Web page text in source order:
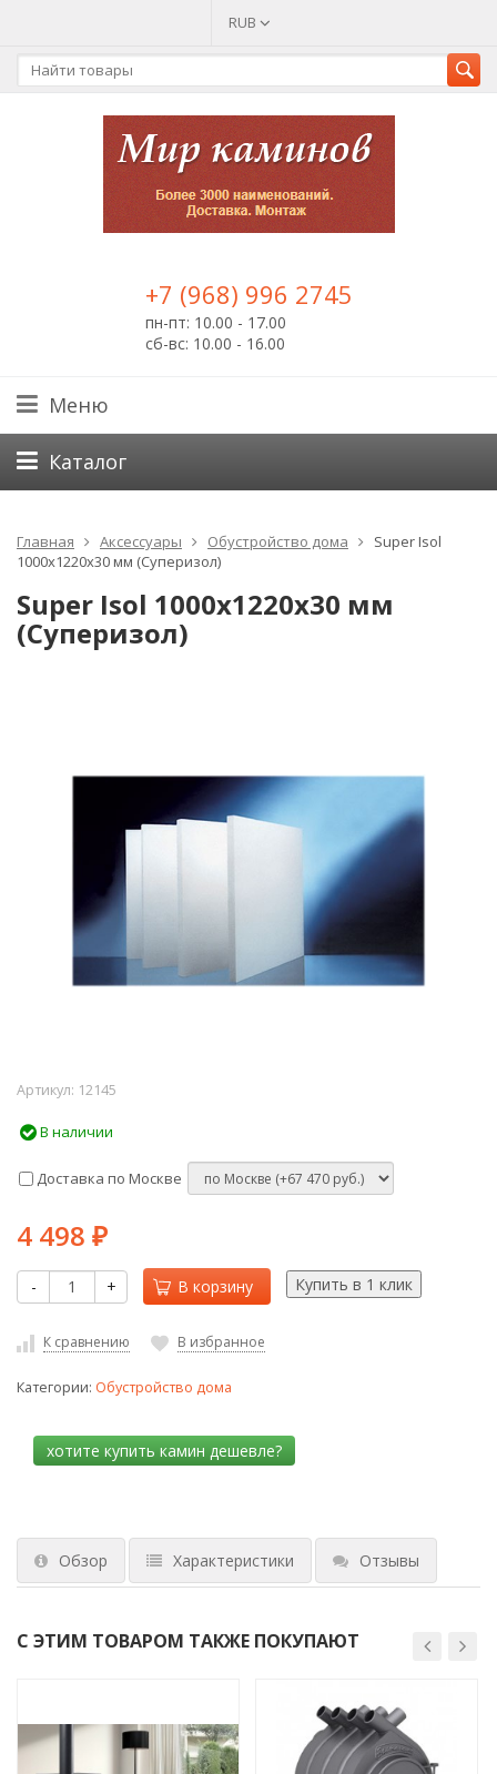
RUB
+7 (968) 996 2745
пн-пт: 10.00 - 17.00
сб-вс: 10.00 - 16.00
Меню
Каталог
Главная Аксессуары Обустройство дома
Super Isol
1000x1220х30 мм (Суперизол)
Super Isol 1000x1220х30 мм
(Суперизол)
Артикул: 12145
В наличии
Доставка по Москве
4 498 ₽
- + В корзину
К сравнению В избранное
Категории: Обустройство дома
Обзор Характеристики Отзывы
С ЭТИМ ТОВАРОМ ТАКЖЕ ПОКУПАЮТ